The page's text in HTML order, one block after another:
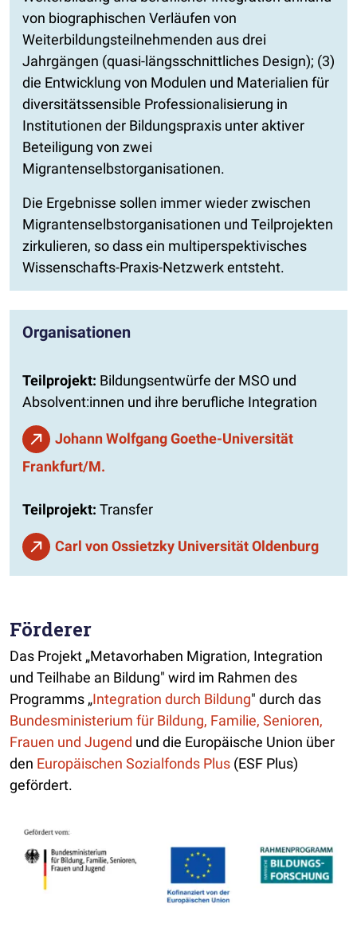
von biographischen Verläufen von
Weiterbildungsteilnehmenden aus drei
Jahrgängen (quasi-längsschnittliches Design); (3)
die Entwicklung von Modulen und Materialien für
diversitätssensible Professionalisierung in
Institutionen der Bildungspraxis unter aktiver
Beteiligung von zwei
Migrantenselbstorganisationen.
Die Ergebnisse sollen immer wieder zwischen
Migrantenselbstorganisationen und Teilprojekten
zirkulieren, so dass ein multiperspektivisches
Wissenschafts-Praxis-Netzwerk entsteht.
Organisationen
Teilprojekt: Bildungsentwürfe der MSO und
Absolvent:innen und ihre berufliche Integration
Johann Wolfgang Goethe-Universität
Frankfurt/M.
Teilprojekt: Transfer
Carl von Ossietzky Universität Oldenburg
Förderer
Das Projekt „Metavorhaben Migration, Integration
und Teilhabe an Bildung" wird im Rahmen des
Programms „Integration durch Bildung" durch das
Bundesministerium für Bildung, Familie, Senioren,
Frauen und Jugend und die Europäische Union über
den Europäischen Sozialfonds Plus (ESF Plus)
gefördert.